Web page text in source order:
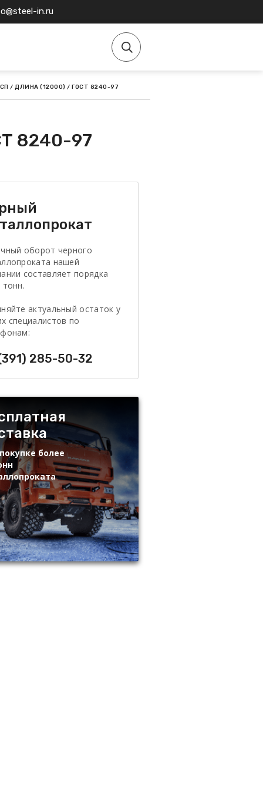
in.ru
/ ДЛИНА (12000) / ГОСТ 8240-97
8240-97
оборот черного
нашей
составляет порядка
тонн.
актуальный остаток у
специалистов по
285-50-32
более